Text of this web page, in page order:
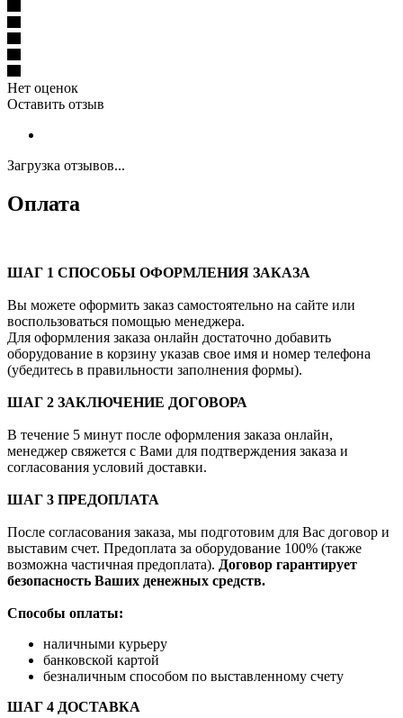
Нет оценок
Оставить отзыв
Загрузка отзывов...
Оплата
ШАГ 1 СПОСОБЫ ОФОРМЛЕНИЯ ЗАКАЗА
Вы можете оформить заказ самостоятельно на сайте или
воспользоваться помощью менеджера.
Для оформления заказа онлайн достаточно добавить
оборудование в корзину указав свое имя и номер телефона
(убедитесь в правильности заполнения формы).
ШАГ 2 ЗАКЛЮЧЕНИЕ ДОГОВОРА
В течение 5 минут после оформления заказа онлайн,
менеджер свяжется с Вами для подтверждения заказа и
согласования условий доставки.
ШАГ 3 ПРЕДОПЛАТА
После согласования заказа, мы подготовим для Вас договор и
выставим счет. Предоплата за оборудование 100% (также
возможна частичная предоплата). Договор гарантирует
безопасность Ваших денежных средств.
Способы оплаты:
наличными курьеру
банковской картой
безналичным способом по выставленному счету
ШАГ 4 ДОСТАВКА